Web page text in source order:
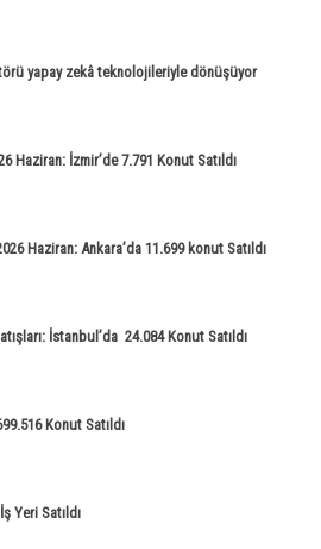
yapay zekâ teknolojileriyle dönüşüyor
Haziran: İzmir’de 7.791 Konut Satıldı
Haziran: Ankara’da 11.699 konut Satıldı
İstanbul’da 24.084 Konut Satıldı
Konut Satıldı
Yeri Satıldı